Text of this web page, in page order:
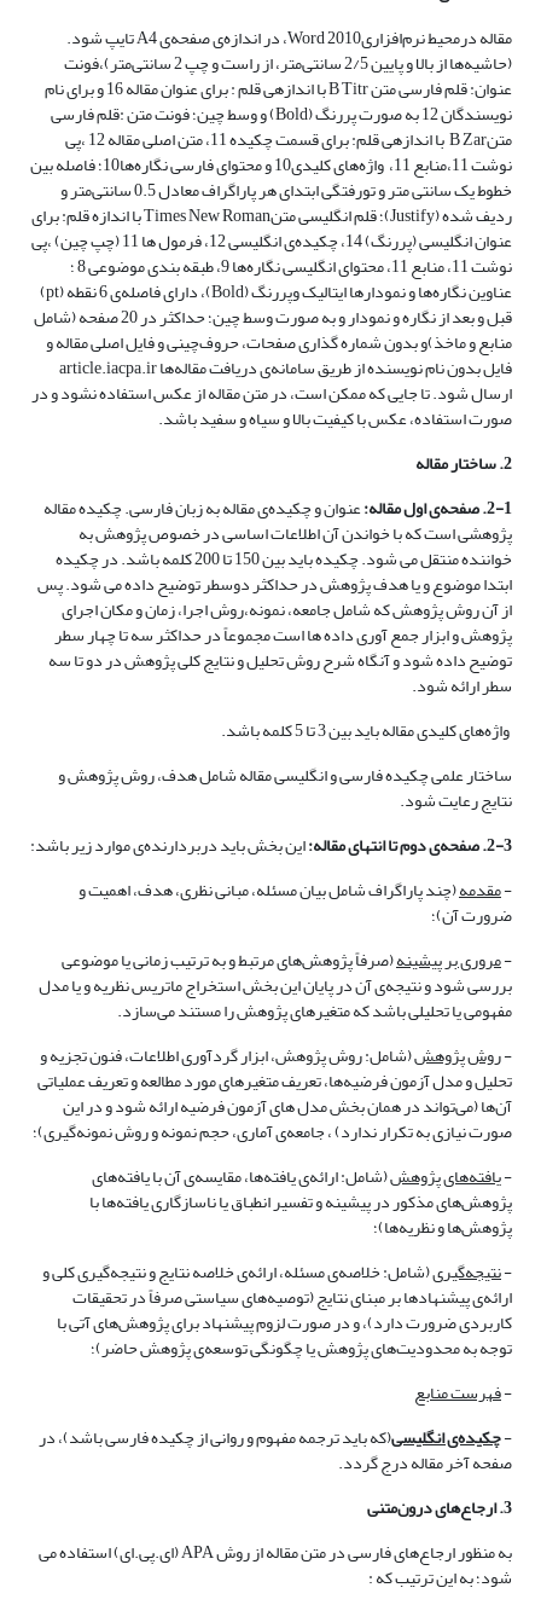
مقاله درمحیط نرم‌افزاری2010 Word، در اندازه‌ی صفحه‌ی A4 تایپ شود.
(حاشیه‌ها از بالا و پایین 2/5 سانتی‌متر، از راست و چپ 2 سانتی‌متر)،فونت
عنوان: قلم فارسی متن B Titr با اندازه‎ی قلم : برای عنوان مقاله 16 و برای نام
نویسندگان 12 به صورت پررنگ (Bold) و وسط چین؛ فونت متن :قلم فارسی
متنB Zar با اندازه‎ی قلم: برای قسمت چکیده 11، متن اصلی مقاله 12 ،پی
نوشت 11،منابع 11، واژه‌های کلیدی10 و محتوای فارسی نگاره‌ها10؛ فاصله بین
خطوط یک سانتی متر و تورفتگی ابتدای هر پاراگراف معادل 0.5 سانتی‌متر و
ردیف شده (Justify)؛ قلم انگلیسی متنTimes New Roman با اندازه قلم: برای
عنوان انگلیسی (پررنگ) 14، چکیده‌ی انگلیسی 12، فرمول ها 11 (چپ چین) ،پی
نوشت 11، منابع 11، محتوای انگلیسی نگاره‌ها 9، طبقه بندی موضوعی 8 ؛
عناوین نگاره‌ها و نمودارها ایتالیک وپررنگ (Bold)، دارای فاصله‌ی 6 نقطه (pt)
قبل و بعد از نگاره و نمودار و به صورت وسط چین؛ حداکثر در 20 صفحه (شامل
منابع و ماخذ)و بدون شماره گذاری صفحات، حروف‌چینی و فایل اصلی مقاله و
فایل بدون نام نویسنده از طریق سامانه‌‎ی دریافت مقاله‌ها article.iacpa.ir
ارسال شود. تا جایی که ممکن است، در متن مقاله از عکس استفاده نشود و در
صورت استفاده، عکس با کیفیت بالا و سیاه و سفید باشد.
2. ساختار مقاله
2-1. صفحه‌ی اول مقاله:
عنوان و چکیده‌ی مقاله به زبان فارسی. چکیده مقاله
پژوهشی است که با خواندن آن اطلاعات اساسی در خصوص پژوهش به
خواننده منتقل می شود. چکیده باید بین 150 تا 200 کلمه باشد. در چکیده
ابتدا موضوع و یا هدف پژوهش در حداکثر دوسطر توضیح داده می شود. پس
از آن روش پژوهش که شامل جامعه، نمونه،روش اجرا، زمان و مکان اجرای
پژوهش و ابزار جمع آوری داده ها است مجموعاً در حداکثر سه تا چهار سطر
توضیح داده شود و آنگاه شرح روش تحلیل و نتایج کلی پژوهش در دو تا سه
سطر ارائه شود.
واژه‌های کلیدی مقاله باید بین 3 تا 5 کلمه باشد.
ساختار علمی چکیده فارسی و انگلیسی مقاله شامل هدف، روش پژوهش و
نتایج رعایت شود.
2-3. صفحه‌ی دوم تا انتهای مقاله:
این بخش باید دربردارنده‌ی موارد زیر باشد:
-مقدمه(چند پاراگراف شامل بیان مسئله، مبانی نظری، هدف، اهمیت و
ضرورت آن)؛
-مروری بر پیشینه(صرفاً پژوهش‌های مرتبط و به ترتیب زمانی یا موضوعی
بررسی شود و نتیجه‌ی آن در پایان این بخش استخراج ماتریس نظریه و یا مدل
مفهومی یا تحلیلی باشد که متغیرهای پژوهش را مستند می‌سازد.
-روش پژوهش(شامل: روش پژوهش، ابزار گردآوری اطلاعات، فنون تجزیه و
تحلیل و مدل آزمون فرضیه‌ها، تعریف متغیرهای مورد مطالعه و تعریف عملیاتی
آن‌ها (می‌تواند در همان بخش مدل های آزمون فرضیه ارائه شود و در این
صورت نیازی به تکرار ندارد) ، جامعه‌ی آماری، حجم نمونه و روش نمونه‌گیری)؛
-یافته‌های پژوهش(شامل: ارائه‌ی یافته‌ها، مقایسه‌ی آن با یافته‌های
پژوهش‌های مذکور در پیشینه و تفسیر انطباق یا ناسازگاری یافته‌ها با
پژوهش‌ها و نظریه‌ها)؛
-نتیجه‌گیری(شامل: خلاصه‌ی مسئله، ارائه‌ی خلاصه نتایج و نتیجه‌گیری کلی و
ارائه‌ی پیشنهادها بر مبنای نتایج (توصیه‌های سیاستی صرفاً در تحقیقات
کاربردی ضرورت دارد)، و در صورت لزوم پیشنهاد برای پژوهش‌های آتی با
توجه به محدودیت‌های پژوهش یا چگونگی توسعه‌ی پژوهش حاضر)؛
-فهرست منابع
-چکیده‌ی انگلیسی(که باید ترجمه مفهوم و روانی از چکیده فارسی باشد)، در
صفحه آخر مقاله درج گردد.
3. ارجاع‌های درون‌متنی
به منظور ارجاع‌های فارسی در متن مقاله از روش APA (ای.پی.ای) استفاده می
شود؛ به این ترتیب که :